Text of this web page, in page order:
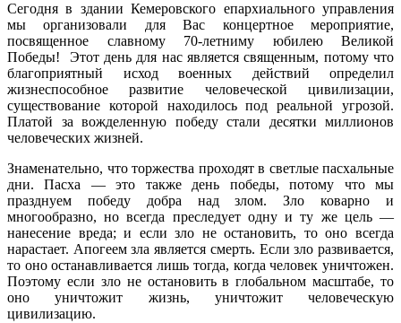
Сегодня в здании Кемеровского епархиального управления
мы организовали для Вас концертное мероприятие,
посвященное славному 70-летниму юбилею Великой
Победы! Этот день для нас является священным, потому что
благоприятный исход военных действий определил
жизнеспособное развитие человеческой цивилизации,
существование которой находилось под реальной угрозой.
Платой за вожделенную победу стали десятки миллионов
человеческих жизней.
Знаменательно, что торжества проходят в светлые пасхальные
дни. Пасха — это также день победы, потому что мы
празднуем победу добра над злом. Зло коварно и
многообразно, но всегда преследует одну и ту же цель —
нанесение вреда; и если зло не остановить, то оно всегда
нарастает. Апогеем зла является смерть. Если зло развивается,
то оно останавливается лишь тогда, когда человек уничтожен.
Поэтому если зло не остановить в глобальном масштабе, то
оно уничтожит жизнь, уничтожит человеческую
цивилизацию.